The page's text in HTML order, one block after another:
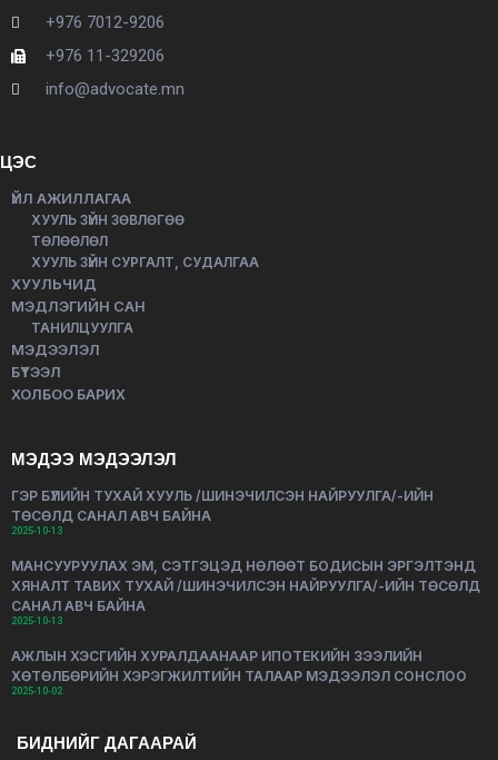
+976 7012-9206
+976 11-329206
info@advocate.mn
ЦЭС
ҮЙЛ АЖИЛЛАГАА
ХУУЛЬ ЗҮЙН ЗӨВЛӨГӨӨ
ТӨЛӨӨЛӨЛ
ХУУЛЬ ЗҮЙН СУРГАЛТ, СУДАЛГАА
ХУУЛЬЧИД
МЭДЛЭГИЙН САН
ТАНИЛЦУУЛГА
МЭДЭЭЛЭЛ
БҮТЭЭЛ
ХОЛБОО БАРИХ
МЭДЭЭ МЭДЭЭЛЭЛ
ГЭР БҮЛИЙН ТУХАЙ ХУУЛЬ /ШИНЭЧИЛСЭН НАЙРУУЛГА/-ИЙН
ТӨСӨЛД САНАЛ АВЧ БАЙНА
2025-10-13
МАНСУУРУУЛАХ ЭМ, СЭТГЭЦЭД НӨЛӨӨТ БОДИСЫН ЭРГЭЛТЭНД
ХЯНАЛТ ТАВИХ ТУХАЙ /ШИНЭЧИЛСЭН НАЙРУУЛГА/-ИЙН ТӨСӨЛД
САНАЛ АВЧ БАЙНА
2025-10-13
АЖЛЫН ХЭСГИЙН ХУРАЛДААНААР ИПОТЕКИЙН ЗЭЭЛИЙН
ХӨТӨЛБӨРИЙН ХЭРЭГЖИЛТИЙН ТАЛААР МЭДЭЭЛЭЛ СОНСЛОО
2025-10-02
БИДНИЙГ ДАГААРАЙ